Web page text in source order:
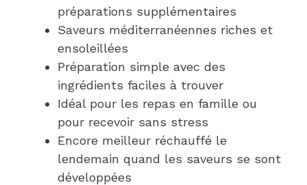
préparations supplémentaires
Saveurs méditerranéennes riches et
ensoleillées
Préparation simple avec des
ingrédients faciles à trouver
Idéal pour les repas en famille ou
pour recevoir sans stress
Encore meilleur réchauffé le
lendemain quand les saveurs se sont
développées